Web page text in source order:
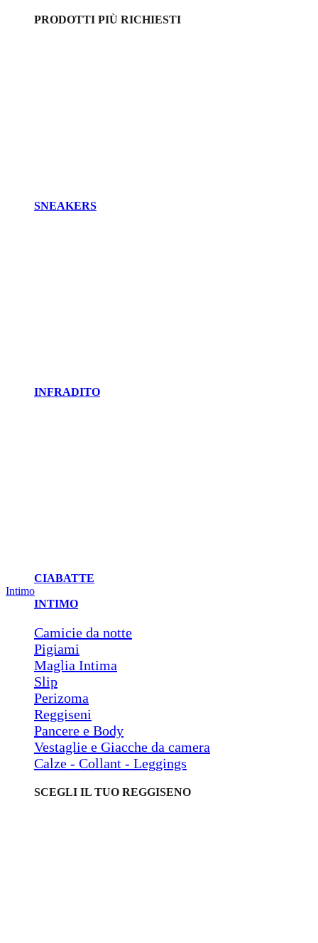
PRODOTTI PIÙ RICHIESTI
SNEAKERS
INFRADITO
CIABATTE
Intimo
INTIMO
Camicie da notte
Pigiami
Maglia Intima
Slip
Perizoma
Reggiseni
Pancere e Body
Vestaglie e Giacche da camera
Calze - Collant - Leggings
SCEGLI IL TUO REGGISENO